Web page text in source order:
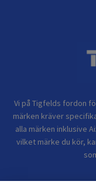
Vi på Tigfelds fordon
märken kräver
alla märken inklusive
vilket märke du kör,